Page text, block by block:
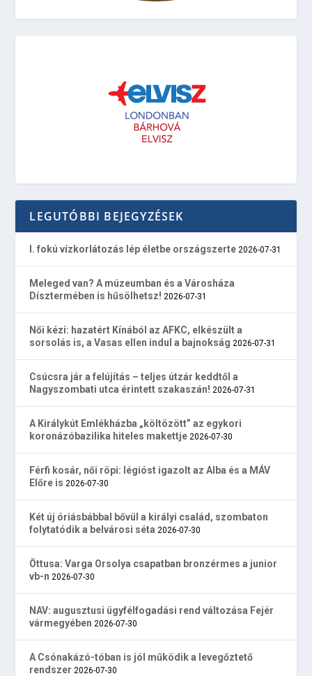
LEGUTÓBBI BEJEGYZÉSEK
I. fokú vízkorlátozás lép életbe országszerte 2026-07-31
Meleged van? A múzeumban és a Városháza
Dísztermében is hűsölhetsz! 2026-07-31
Női kézi: hazatért Kínából az AFKC, elkészült a
sorsolás is, a Vasas ellen indul a bajnokság 2026-07-31
Csúcsra jár a felújítás – teljes útzár keddtől a
Nagyszombati utca érintett szakaszán! 2026-07-31
A Királykút Emlékházba „költözött” az egykori
koronázóbazilika hiteles makettje 2026-07-30
Férfi kosár, női röpi: légióst igazolt az Alba és a MÁV
Előre is 2026-07-30
Két új óriásbábbal bővül a királyi család, szombaton
folytatódik a belvárosi séta 2026-07-30
Öttusa: Varga Orsolya csapatban bronzérmes a junior
vb-n 2026-07-30
NAV: augusztusi ügyfélfogadási rend változása Fejér
vármegyében 2026-07-30
A Csónakázó-tóban is jól működik a levegőztető
rendszer 2026-07-30